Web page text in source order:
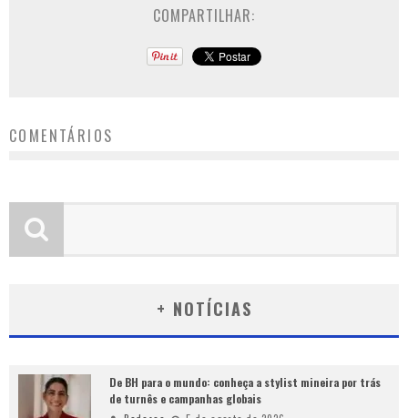
COMPARTILHAR:
COMENTÁRIOS
+ NOTÍCIAS
De BH para o mundo: conheça a stylist mineira por trás
de turnês e campanhas globais